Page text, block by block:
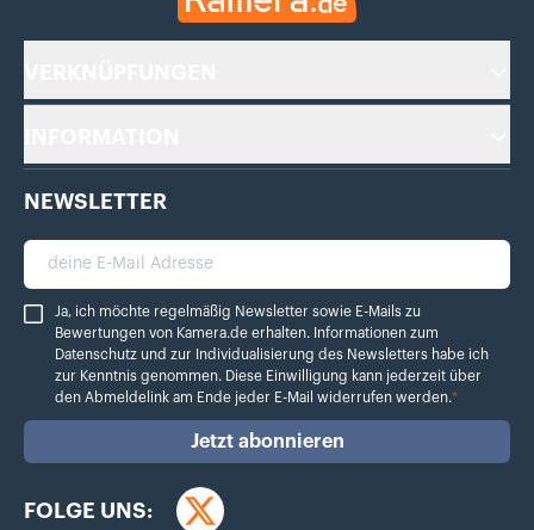
NEWSLETTER
deine E-Mail Adresse
Ja, ich möchte regelmäßig Newsletter sowie E-Mails zu Bewertungen von
Ja, ich möchte regelmäßig Newsletter sowie E-Mails zu
Bewertungen von Kamera.de erhalten. Informationen zum
Datenschutz und zur Individualisierung des Newsletters habe ich
zur Kenntnis genommen. Diese Einwilligung kann jederzeit über
den Abmeldelink am Ende jeder E-Mail widerrufen werden.*
Jetzt abonnieren
FOLGE UNS:
Twitter